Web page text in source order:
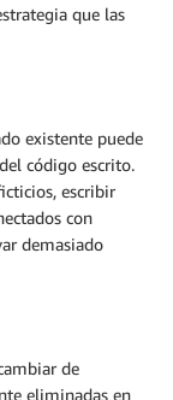
que las
existente puede
código escrito.
escribir
con
demasiado
de
eliminadas en